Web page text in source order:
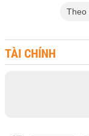
Theo
TÀI CHÍNH